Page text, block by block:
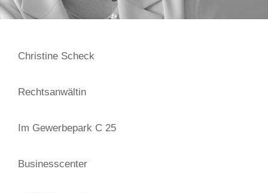
Christine Scheck
Rechtsanwältin
Im Gewerbepark C 25
Businesscenter